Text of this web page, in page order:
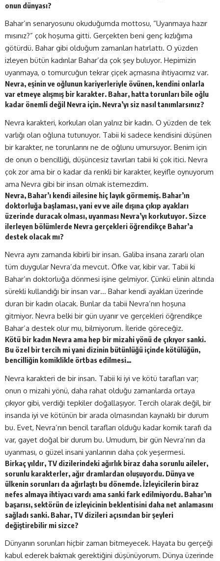
onun dünyası?
Bahar’ın senaryosunu okuduğumda mottosu, “Uyanmaya hazır
mısınız?” çok hoşuma gitti. Gerçekten beni genç kızlığıma
götürdü. Bahar gibi olduğum zamanları hatırlattı. O yüzden
izleyen bütün kadınlar Bahar’da çok şey buluyor. Hepimizin
uyanmaya, o tomurcuğun tekrar çiçek açmasına ihtiyacımız var.
Nevra, eşinin ve oğlunun kariyerleriyle övünen, kendini onlarla
var etmeye alışmış bir karakter. Bahar, hatta torunları bile oğlu
kadar önemli değil Nevra için. Nevra’yı siz nasıl tanımlarsınız?
Nevra karakteri, korkuları olan yalnız bir kadın. O yüzden de tek
varlığı olan oğluna tutunuyor. Tabii ki sadece kendisini düşünen
bir karakter, ne torunlarını ne de oğlunu umursuyor. Benim için
de onun o bencilliği, düşüncesiz tavırları tabii ki çok itici. Nevra
çok zor ama bir o kadar da renkli bir karakter, keyifle oynuyorum
ama Nevra gibi bir insan olmak istemezdim.
Nevra, Bahar’ı kendi ailesine hiç layık görmemiş. Bahar’ın
doktorluğa başlaması, yani ev ve aile dışına çıkıp ayakları
üzerinde duracak olması, uyanması Nevra’yı korkutuyor. Sizce
ilerleyen bölümlerde Nevra gerçekleri öğrendikçe Bahar’a
destek olacak mı?
Nevra aynı zamanda kibirli bir insan. Galiba insana zararlı olan
tüm duygular Nevra’da mevcut. Öfke var, kibir var. Tabii ki
Bahar’ın doktorluğa dönmesi işine gelmiyor. Çünkü elinin altında
sürekli kullandığı bir insan var… Bahar kendi ayakları üzerinde
duran bir kadın olacak. Bunlar da tabii Nevra’nın hoşuna
gitmiyor. Nevra belki bir gün uyanır ve gerçekleri öğrendikçe
Bahar’a destek olur mu, bilmiyorum. İleride göreceğiz.
Kötü bir kadın Nevra ama hep bir mizahi yönü de çıkıyor sanki.
Bu özel bir tercih mi yani dizinin bütünlüğü içinde kötülüğün,
bencilliğin komiklikle örtbas edilmesi…
Nevra karakteri de bir insan. Tabii ki iyi ve kötü tarafları var;
onun o mizahi yönü, daha rahat olduğu zamanlarda ortaya
çıkıyor gibi, verdiği tepkiler doğallaşıyor. Tercih olarak değil, bir
insanda iyi ve kötünün bir arada olmasından kaynaklı bir durum
bu. Evet, Nevra’nın bencil tarafları olduğu kadar komik tarafı da
var, gayet doğal bir durum bu. Umudum, bir gün Nevra’nın da
uyanması, o güzel insani yanlarının daha çok yeşermesi.
Birkaç yıldır, TV dizilerindeki ağırlık biraz daha sorunlu aileler,
sorunlu karakterler, ağır dramlardan oluşuyordu. Dünya ve
ülkenin sorunları da ağırlaştı bu dönemde. İzleyicilerin biraz
nefes almaya ihtiyacı vardı ama sanki fark edilmiyordu. Bahar’ın
başarısı, sektörün de izleyicinin beklentisini daha net anlamasını
sağladı sanki. Bahar, TV dizileri açısından bir şeyleri
değiştirebilir mi sizce?
Dünyanın sorunları hiçbir zaman bitmeyecek. Hayata bu gerçeği
kabul ederek bakmak gerektiğini düşünüyorum. Dünya üzerinde